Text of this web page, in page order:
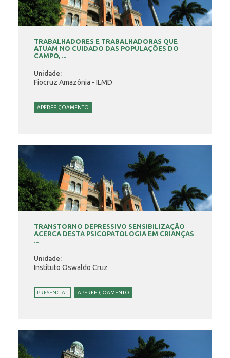
TRABALHADORES E TRABALHADORAS QUE
ATUAM NO CUIDADO DAS POPULAÇÕES DO
CAMPO, ...
Unidade:
Fiocruz Amazônia - ILMD
APERFEIÇOAMENTO
TRANSTORNO DEPRESSIVO SENSIBILIZAÇÃO
ACERCA DESTA PSICOPATOLOGIA EM CRIANÇAS
...
Unidade:
Instituto Oswaldo Cruz
PRESENCIAL APERFEIÇOAMENTO